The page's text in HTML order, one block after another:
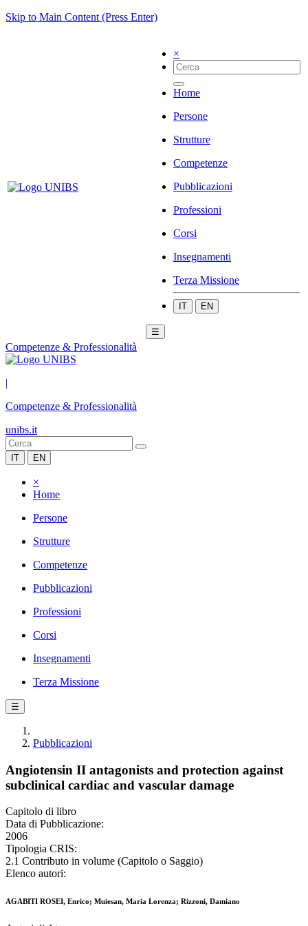
Skip to Main Content (Press Enter)
×
Home
Persone
Strutture
Competenze
Pubblicazioni
Professioni
Corsi
Insegnamenti
Terza Missione
IT EN
☰
Competenze & Professionalità
|
Competenze & Professionalità
unibs.it
IT EN
×
Home
Persone
Strutture
Competenze
Pubblicazioni
Professioni
Corsi
Insegnamenti
Terza Missione
☰
Pubblicazioni
Angiotensin II antagonists and protection against
subclinical cardiac and vascular damage
Capitolo di libro
Data di Pubblicazione:
2006
Tipologia CRIS:
2.1 Contributo in volume (Capitolo o Saggio)
Elenco autori:
AGABITI ROSEI, Enrico; Muiesan, Maria Lorenza; Rizzoni, Damiano